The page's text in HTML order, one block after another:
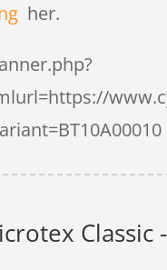
her.
Classic